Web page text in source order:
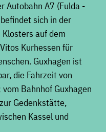
Autobahn A7 (Fulda -
sich in der
auf dem
Kurhessen für
Guxhagen ist
die Fahrzeit von
Bahnhof Guxhagen
Gedenkstätte,
Kassel und